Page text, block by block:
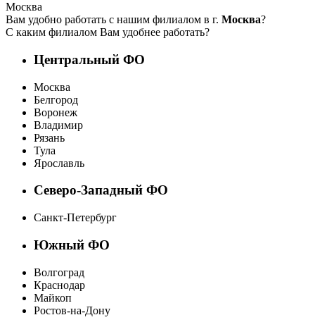
Москва
Вам удобно работать с нашим филиалом в г. Москва?
С каким филиалом Вам удобнее работать?
Центральный ФО
Москва
Белгород
Воронеж
Владимир
Рязань
Тула
Ярославль
Северо-Западный ФО
Санкт-Петербург
Южный ФО
Волгоград
Краснодар
Майкоп
Ростов-на-Дону